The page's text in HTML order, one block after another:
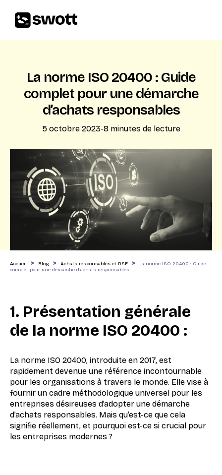
La norme ISO 20400 : Guide
complet pour une démarche
d’achats responsables
5 octobre 2023-8minutes de lecture
Accueil > Blog > Achats responsables et RSE >
La norme ISO 20400 : Guide
complet pour une démarche d’achats responsables
1. Présentation générale
de la norme ISO 20400 :
La norme ISO 20400, introduite en 2017, est
rapidement devenue une référence incontournable
pour les organisations à travers le monde. Elle vise à
fournir un cadre méthodologique universel pour les
entreprises désireuses d’adopter une démarche
d’achats responsables. Mais qu’est-ce que cela
signifie réellement, et pourquoi est-ce si crucial pour
les entreprises modernes ?